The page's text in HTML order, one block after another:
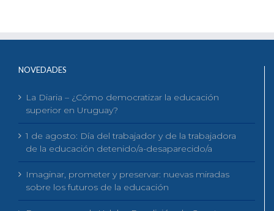
NOVEDADES
La Diaria – ¿Cómo democratizar la educación
superior en Uruguay?
1 de agosto: Día del trabajador y de la trabajadora
de la educación detenido/a-desaparecido/a
Imaginar, prometer y preservar: nuevas miradas
sobre los futuros de la educación